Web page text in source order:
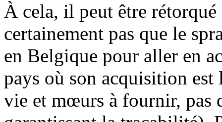
À cela, il peut être
certainement pas que le
en Belgique pour aller en
pays où son acquisition
vie et mœurs à fournir, pas